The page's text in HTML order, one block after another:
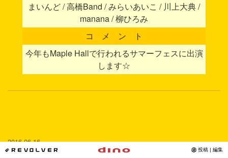
まいんど / 高橋Band / みらいあいこ / 川上大典 /
manana / 柳ひろみ
コ メ ン ト
今年もMaple Hallで行われるサマーフェスに出演
します☆
2016-06-16
*REVOLVER 投稿 | 編集